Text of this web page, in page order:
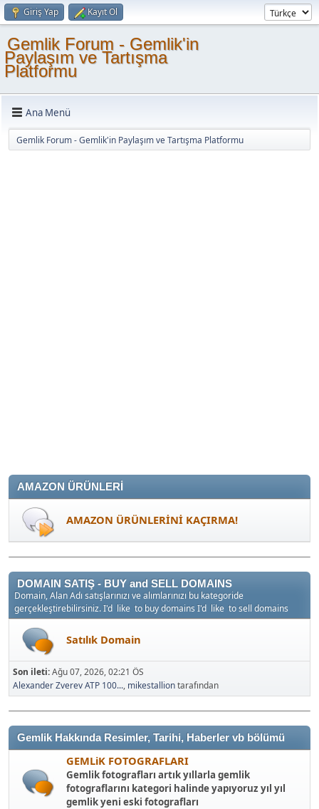
Giriş Yap Kayıt Ol
Gemlik Forum - Gemlik'in
Paylaşım ve Tartışma
Platformu
Ana Menü
Gemlik Forum - Gemlik'in Paylaşım ve Tartışma Platformu
AMAZON ÜRÜNLERİ
AMAZON ÜRÜNLERİNİ KAÇIRMA!
DOMAIN SATIŞ - BUY and SELL DOMAINS
Domain, Alan Adı satışlarınızı ve alımlarınızı bu kategoride
gerçekleştirebilirsiniz. I'd like to buy domains I'd like to sell domains
Satılık Domain
Son ileti:Ağu 07, 2026, 02:21 ÖS
Alexander Zverev ATP 100..., mikestalliontarafından
Gemlik Hakkında Resimler, Tarihi, Haberler vb bölümü
GEMLiK FOTOGRAFLARI
Gemlik fotografları artık yıllarla gemlik
fotograflarını kategori halinde yapıyoruz yıl yıl
gemlik yeni eski fotografları